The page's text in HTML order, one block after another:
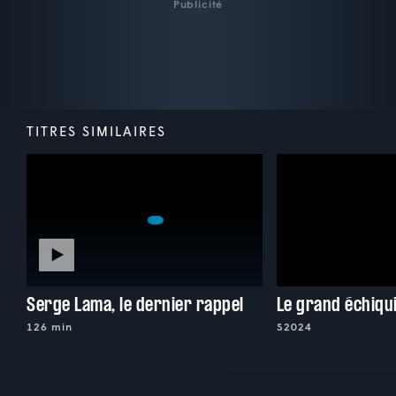
Publicité
TITRES SIMILAIRES
Serge Lama, le dernier rappel
126 min
Le grand
S2024